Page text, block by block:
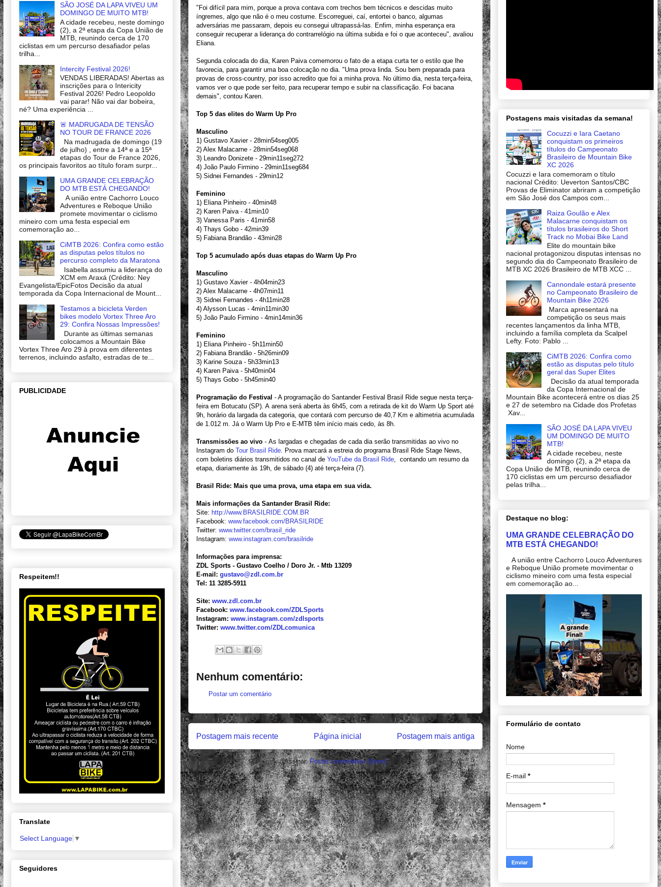
"Foi difícil para mim, porque a prova contava com trechos bem técnicos e descidas muito
íngremes, algo que não é o meu costume. Escorreguei, caí, entortei o banco, algumas
adversárias me passaram, depois eu consegui ultrapassá-las. Enfim, minha esperança era
conseguir recuperar a liderança do contrarrelógio na última subida e foi o que aconteceu", avaliou
Eliana.
Segunda colocada do dia, Karen Paiva comemorou o fato de a etapa curta ter o estilo que lhe
favorecia, para garantir uma boa colocação no dia. "Uma prova linda. Sou bem preparada para
provas de cross-country, por isso acredito que foi a minha prova. No último dia, nesta terça-feira,
vamos ver o que pode ser feito, para recuperar tempo e subir na classificação. Foi bacana
demais", contou Karen.
Top 5 das elites do Warm Up Pro
Masculino
1) Gustavo Xavier - 28min54seg005
2) Alex Malacarne - 28min54seg068
3) Leandro Donizete - 29min11seg272
4) João Paulo Firmino - 29min11seg684
5) Sidnei Fernandes - 29min12
Feminino
1) Eliana Pinheiro - 40min48
2) Karen Paiva - 41min10
3) Vanessa Paris - 41min58
4) Thays Gobo - 42min39
5) Fabiana Brandão - 43min28
Top 5 acumulado após duas etapas do Warm Up Pro
Masculino
1) Gustavo Xavier - 4h04min23
2) Alex Malacarne - 4h07min11
3) Sidnei Fernandes - 4h11min28
4) Alysson Lucas - 4min11min30
5) João Paulo Firmino - 4min14min36
Feminino
1) Eliana Pinheiro - 5h11min50
2) Fabiana Brandão - 5h26min09
3) Karine Souza - 5h33min13
4) Karen Paiva - 5h40min04
5) Thays Gobo - 5h45min40
Programação do Festival - A programação do Santander Festival Brasil Ride segue nesta terça-
feira em Botucatu (SP). A arena será aberta às 6h45, com a retirada de kit do Warm Up Sport até
9h, horário da largada da categoria, que contará com percurso de 40,7 Km e altimetria acumulada
de 1.012 m. Já o Warm Up Pro e E-MTB têm início mais cedo, às 8h.
Transmissões ao vivo - As largadas e chegadas de cada dia serão transmitidas ao vivo no
Instagram do Tour Brasil Ride . Prova marcará a estreia do programa Brasil Ride Stage News,
com boletins diários transmitidos no canal de YouTube da Brasil Ride , contando um resumo da
etapa, diariamente às 19h, de sábado (4) até terça-feira (7).
Brasil Ride: Mais que uma prova, uma etapa em sua vida.
Mais informações da Santander Brasil Ride:
Site: http://www.BRASILRIDE. COM.BR
Facebook: www.facebook.com/BRASILRIDE
Twitter: www.twitter.com/brasil_ride
Instagram: www.instagram.com/brasilride
Informações para imprensa:
ZDL Sports - Gustavo Coelho / Doro Jr. - Mtb 13209
E-mail: gustavo@zdl.com.br
Tel: 11 3285-5911
Site: www.zdl.com.br
Facebook: www.facebook.com/ZDLSports
Instagram: www.instagram.com/zdlsports
Twitter: www.twitter.com/ZDLcomunica
Nenhum comentário:
Postar um comentário
Postagem mais recente Postagem mais antiga
Página inicial
Assinar:Postar comentários (Atom)
SÃO JOSÉ DA LAPA VIVEU UM
DOMINGO DE MUITO MTB!
A cidade recebeu, neste domingo
(2), a 2ª etapa da Copa União de
MTB, reunindo cerca de 170
ciclistas em um percurso desafiador pelas
trilha...
Intercity Festival 2026!
VENDAS LIBERADAS! Abertas as
inscrições para o Intericity
Festival 2026! Pedro Leopoldo
vai parar! Não vai dar bobeira,
né? Uma experiência ...
🚨 MADRUGADA DE TENSÃO
NO TOUR DE FRANCE 2026
Na madrugada de domingo (19
de julho) , entre a 14ª e a 15ª
etapas do Tour de France 2026,
os principais favoritos ao título foram surpr...
UMA GRANDE CELEBRAÇÃO
DO MTB ESTÁ CHEGANDO!
A união entre Cachorro Louco
Adventures e Reboque União
promete movimentar o ciclismo
mineiro com uma festa especial em
comemoração ao...
CiMTB 2026: Confira como estão
as disputas pelos títulos no
percurso completo da Maratona
Isabella assumiu a liderança do
XCM em Araxá (Crédito: Ney
Evangelista/EpicFotos Decisão da atual
temporada da Copa Internacional de Mount...
Testamos a bicicleta Verden
bikes modelo Vortex Three Aro
29: Confira Nossas Impressões!
Durante as últimas semanas
colocamos a Mountain Bike
Vortex Three Aro 29 à prova em diferentes
terrenos, incluindo asfalto, estradas de te...
PUBLICIDADE
Respeitem!!
Translate
Select Language ▼
Seguidores
Postagens mais visitadas da semana!
Cocuzzi e Iara Caetano
conquistam os primeiros
títulos do Campeonato
Brasileiro de Mountain Bike
XC 2026
Cocuzzi e Iara comemoram o título
nacional Crédito: Ueverton Santos/CBC
Provas de Eliminator abriram a competição
em São José dos Campos com...
Raiza Goulão e Alex
Malacarne conquistam os
títulos brasileiros do Short
Track no Mobai Bike Land
Elite do mountain bike
nacional protagonizou disputas intensas no
segundo dia do Campeonato Brasileiro de
MTB XC 2026 Brasileiro de MTB XCC ...
Cannondale estará presente
no Campeonato Brasileiro de
Mountain Bike 2026
Marca apresentará na
competição os seus mais
recentes lançamentos da linha MTB,
incluindo a família completa da Scalpel
Lefty. Foto: Pablo ...
CiMTB 2026: Confira como
estão as disputas pelo título
geral das Super Elites
Decisão da atual temporada
da Copa Internacional de
Mountain Bike acontecerá entre os dias 25
e 27 de setembro na Cidade dos Profetas
Xav...
SÃO JOSÉ DA LAPA VIVEU
UM DOMINGO DE MUITO
MTB!
A cidade recebeu, neste
domingo (2), a 2ª etapa da
Copa União de MTB, reunindo cerca de
170 ciclistas em um percurso desafiador
pelas trilha...
Destaque no blog:
UMA GRANDE CELEBRAÇÃO DO
MTB ESTÁ CHEGANDO!
A união entre Cachorro Louco Adventures
e Reboque União promete movimentar o
ciclismo mineiro com uma festa especial
em comemoração ao...
Formulário de contato
Nome
E-mail *
Mensagem *